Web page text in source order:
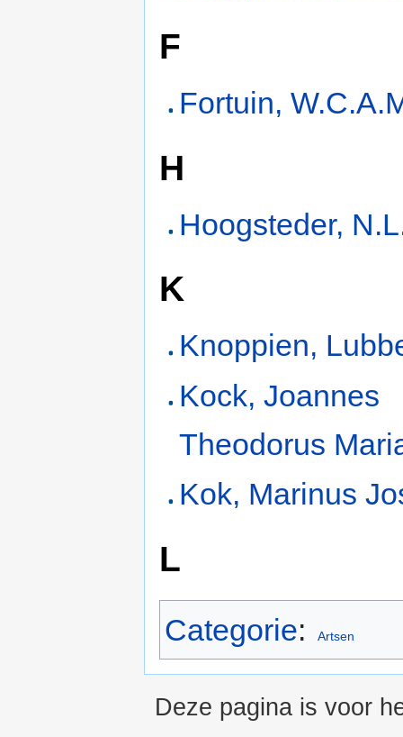
F
Fortuin,
H
Hoogsteder,
K
Knoppien,
Kock, Joannes
Theodorus
Kok, Marinus
L
Categorie: Artsen
Deze pagina is voor